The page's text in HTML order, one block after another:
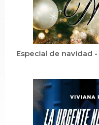
Especial de navidad